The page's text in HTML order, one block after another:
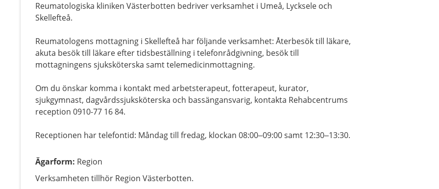
Reumatologiska kliniken Västerbotten bedriver verksamhet i Umeå, Lycksele och
Skellefteå.
Reumatologens mottagning i Skellefteå har följande verksamhet: Återbesök till läkare,
akuta besök till läkare efter tidsbeställning i telefonrådgivning, besök till
mottagningens sjuksköterska samt telemedicinmottagning.
Om du önskar komma i kontakt med arbetsterapeut, fotterapeut, kurator,
sjukgymnast, dagvårdssjuksköterska och bassängansvarig, kontakta Rehabcentrums
reception 0910-77 16 84.
Receptionen har telefontid: Måndag till fredag, klockan 08:00–09:00 samt 12:30–13:30.
Ägarform: Region
Verksamheten tillhör Region Västerbotten.